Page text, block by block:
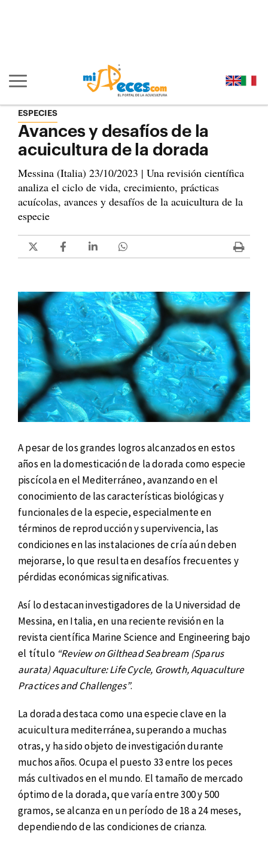
Mostrar/ocultar navegación principal
ESPECIES
Avances y desafíos de la
acuicultura de la dorada
Messina (Italia) 23/10/2023 | Una revisión científica
analiza el ciclo de vida, crecimiento, prácticas
acuícolas, avances y desafíos de la acuicultura de la
especie
A pesar de los grandes logros alcanzados en estos
años en la domesticación de la dorada como especie
piscícola en el Mediterráneo, avanzando en el
conocimiento de las características biológicas y
funcionales de la especie, especialmente en
términos de reproducción y supervivencia, las
condiciones en las instalaciones de cría aún deben
mejorarse, lo que resulta en desafíos frecuentes y
pérdidas económicas significativas.
Así lo destacan investigadores de la Universidad de
Messina, en Italia, en una reciente revisión en la
revista científica Marine Science and Engineering bajo
el título “Review on Gilthead Seabream (Sparus
aurata) Aquaculture: Life Cycle, Growth, Aquaculture
Practices and Challenges”.
La dorada destaca como una especie clave en la
acuicultura mediterránea, superando a muchas
otras, y ha sido objeto de investigación durante
muchos años. Ocupa el puesto 33 entre los peces
más cultivados en el mundo. El tamaño de mercado
óptimo de la dorada, que varía entre 300 y 500
gramos, se alcanza en un período de 18 a 24 meses,
dependiendo de las condiciones de crianza.